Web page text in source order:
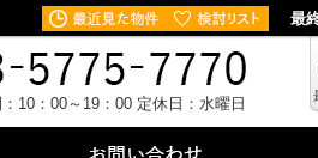
最
10：00～19：00 定休日：水曜日